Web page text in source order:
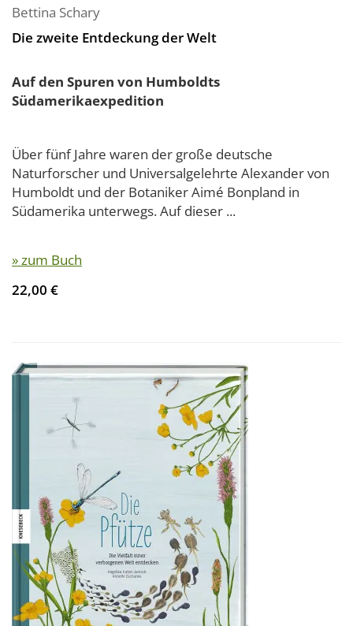
Bettina Schary
Die zweite Entdeckung der Welt
Auf den Spuren von Humboldts
Südamerikaexpedition
Über fünf Jahre waren der große deutsche
Naturforscher und Universalgelehrte Alexander von
Humboldt und der Botaniker Aimé Bonpland in
Südamerika unterwegs. Auf dieser ...
» zum Buch
22,00 €